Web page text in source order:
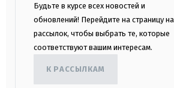
Будьте в курсе всех новостей и
обновлений! Перейдите на страницу
рассылок, чтобы выбрать те, которые
соответствуют вашим интересам.
К РАССЫЛКАМ